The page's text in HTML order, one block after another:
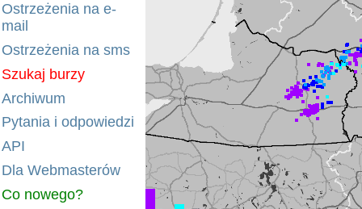
Ostrzeżenia na e-
mail
Ostrzeżenia na sms
Szukaj burzy
Archiwum
Pytania i odpowiedzi
API
Dla Webmasterów
Co nowego?